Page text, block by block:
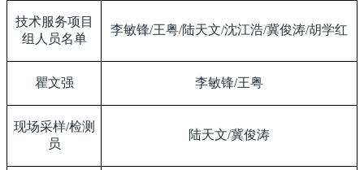
技术服务项目
组人员名单
李敏锋/王粤/陆天文/沈江浩/冀俊涛/胡学红
瞿文强 李敏锋/王粤
现场采样/检测
员
陆天文/冀俊涛